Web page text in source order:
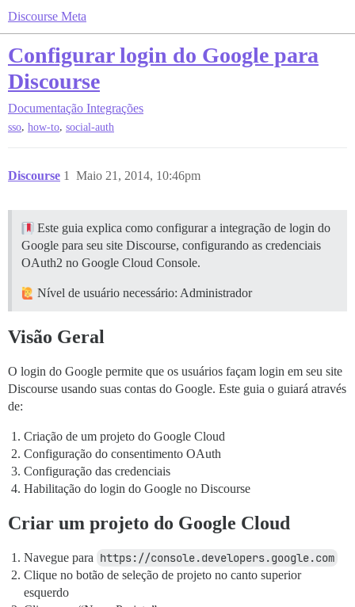
Discourse Meta
Configurar login do Google para
Discourse
Documentação Integrações
sso, how-to, social-auth
Discourse Maio 21, 2014, 10:46pm
1
Este guia explica como configurar a integração de login do
Google para seu site Discourse, configurando as credenciais
OAuth2 no Google Cloud Console.
Nível de usuário necessário: Administrador
Visão Geral
O login do Google permite que os usuários façam login em seu site
Discourse usando suas contas do Google. Este guia o guiará através
de:
Criação de um projeto do Google Cloud
Configuração do consentimento OAuth
Configuração das credenciais
Habilitação do login do Google no Discourse
Criar um projeto do Google Cloud
Navegue para https://console.developers.google.com
Clique no botão de seleção de projeto no canto superior
esquerdo